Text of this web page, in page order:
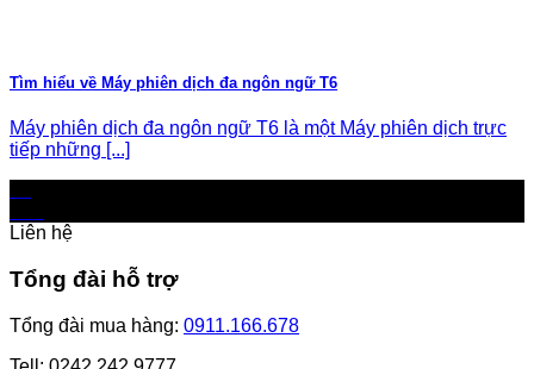
Tìm hiểu về Máy phiên dịch đa ngôn ngữ T6
Máy phiên dịch đa ngôn ngữ T6 là một Máy phiên dịch trực
tiếp những [...]
Liên hệ
Tổng đài hỗ trợ
Tổng đài mua hàng: 0911.166.678